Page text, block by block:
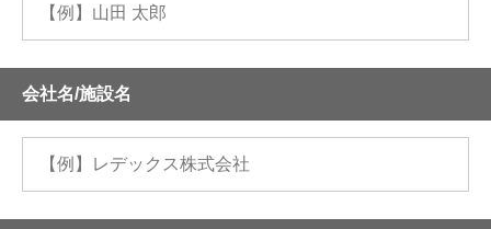
会社名/施設名